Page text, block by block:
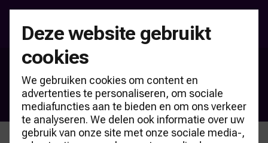
Deze website gebruikt
cookies
We gebruiken cookies om content en
advertenties te personaliseren, om sociale
mediafuncties aan te bieden en om ons verkeer
te analyseren. We delen ook informatie over uw
gebruik van onze site met onze sociale media-,
Producten & partners
Consultancy